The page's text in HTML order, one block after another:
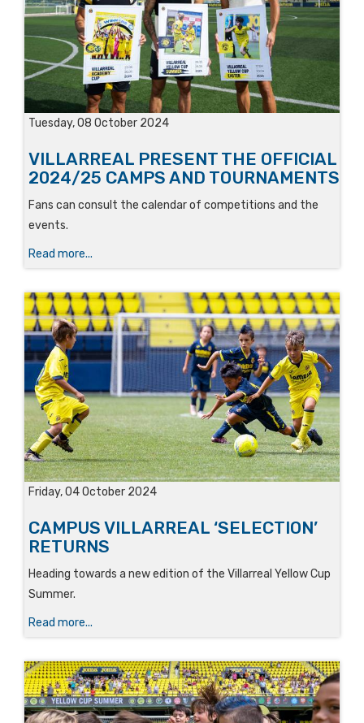
Tuesday, 08 October 2024
VILLARREAL PRESENT THE OFFICIAL
2024/25 CAMPS AND TOURNAMENTS
Fans can consult the calendar of competitions and the
events.
Read more...
Friday, 04 October 2024
CAMPUS VILLARREAL ‘SELECTION’
RETURNS
Heading towards a new edition of the Villarreal Yellow Cup
Summer.
Read more...